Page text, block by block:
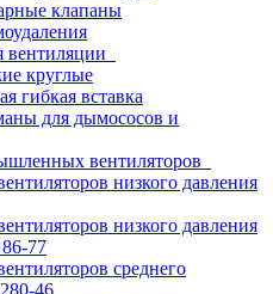
клапаны
вентиляции
круглые
гибкая вставка
для дымососов и
вентиляторов
низкого давления
низкого давления
77
среднего
46